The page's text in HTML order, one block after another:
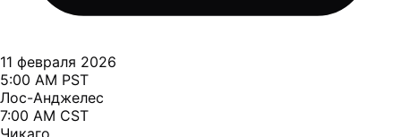
11 февраля 2026
5:00 AM PST
Лос-Анджелес
7:00 AM CST
Чикаго